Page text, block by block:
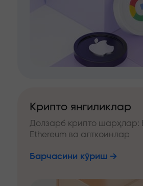
Крипто янгиликлар
Долзарб крипто шарҳлар:
Ethereum ва алткоинлар
Барчасини кўриш